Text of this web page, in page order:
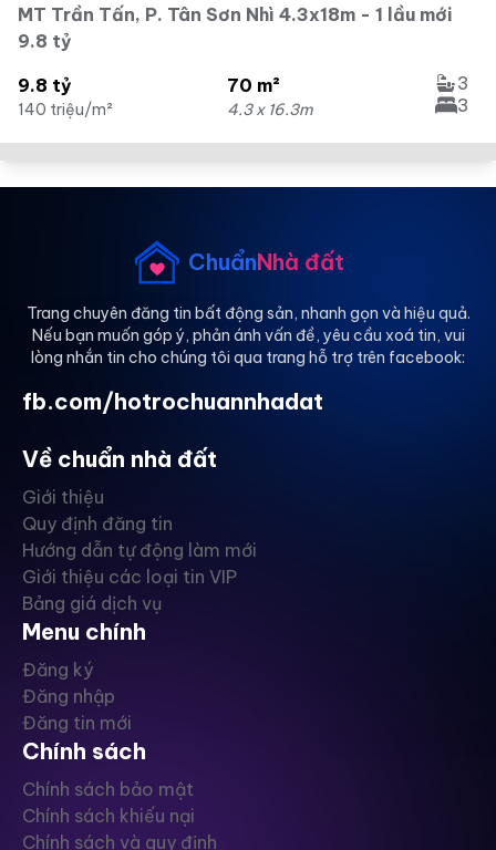
MT Trần Tấn, P. Tân Sơn Nhì 4.3x18m - 1 lầu mới
9.8 tỷ
9.8 tỷ
140 triệu/m²
70 m²
4.3 x 16.3m
3
3
ChuẩnNhà đất
Trang chuyên đăng tin bất động sản, nhanh gọn và hiệu quả.
Nếu bạn muốn góp ý, phản ánh vấn đề, yêu cầu xoá tin, vui
lòng nhắn tin cho chúng tôi qua trang hỗ trợ trên facebook:
fb.com/hotrochuannhadat
Về chuẩn nhà đất
Giới thiệu
Quy định đăng tin
Hướng dẫn tự động làm mới
Giới thiệu các loại tin VIP
Bảng giá dịch vụ
Menu chính
Đăng ký
Đăng nhập
Đăng tin mới
Chính sách
Chính sách bảo mật
Chính sách khiếu nại
Chính sách và quy định